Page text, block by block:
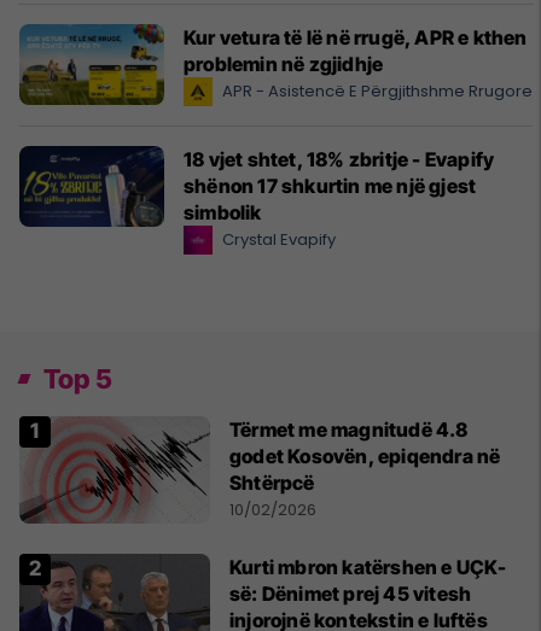
Kur vetura të lë në rrugë, APR e kthen
problemin në zgjidhje
APR - Asistencë E Përgjithshme Rrugore
18 vjet shtet, 18% zbritje - Evapify
shënon 17 shkurtin me një gjest
simbolik
Crystal Evapify
Top 5
Tërmet me magnitudë 4.8
godet Kosovën, epiqendra në
Shtërpcë
10/02/2026
Kurti mbron katërshen e UÇK-
së: Dënimet prej 45 vitesh
injorojnë kontekstin e luftës